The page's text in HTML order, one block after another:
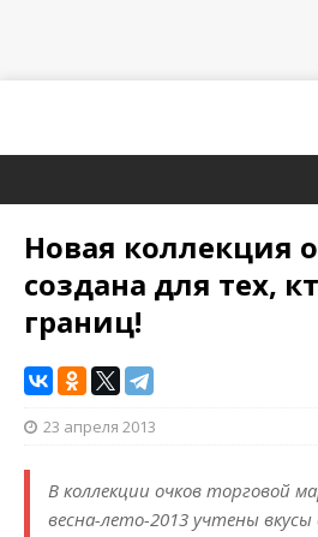
Новая коллекция
создана для тех,
границ!
23 апреля 2013
В коллекции очков торговой
весна-лето-2013 учтены